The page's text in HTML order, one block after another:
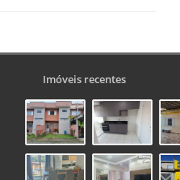
Imóveis recentes